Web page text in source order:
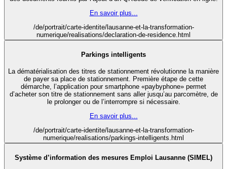
En savoir plus...
/de/portrait/carte-identite/lausanne-et-la-transformation-
numerique/realisations/declaration-de-residence.html
Parkings intelligents
La dématérialisation des titres de stationnement révolutionne la manière
de payer sa place de stationnement. Première étape de cette
démarche, l’application pour smartphone «paybyphone» permet
d’acheter son titre de stationnement sans aller jusqu’au parcomètre, de
le prolonger ou de l’interrompre si nécessaire.
En savoir plus...
/de/portrait/carte-identite/lausanne-et-la-transformation-
numerique/realisations/parkings-intelligents.html
Système d’information des mesures Emploi Lausanne (SIMEL)